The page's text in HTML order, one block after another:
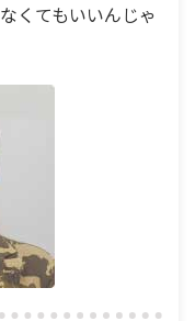
くてもいいんじゃ